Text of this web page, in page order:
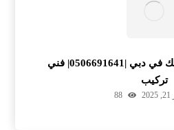
شركة تركيب سيراميك في دبي |0506691641| فني
تركيب
88